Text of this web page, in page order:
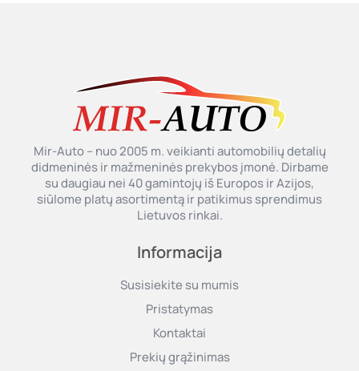
Mir-Auto – nuo 2005 m. veikianti automobilių detalių
didmeninės ir mažmeninės prekybos įmonė. Dirbame
su daugiau nei 40 gamintojų iš Europos ir Azijos,
siūlome platų asortimentą ir patikimus sprendimus
Lietuvos rinkai.
Informacija
Susisiekite su mumis
Pristatymas
Kontaktai
Prekių grąžinimas